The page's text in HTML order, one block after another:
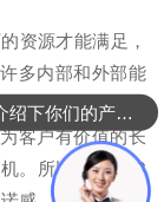
资源才能满足，
多内部和外部能
板销售情况下，
客户有价值的长
。所以激发FPC
可以介绍下你们的产品么？